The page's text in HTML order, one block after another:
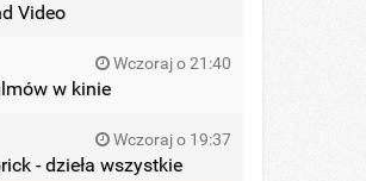
Video
Wczoraj o 21:40
w kinie
Wczoraj o 19:37
- dzieła wszystkie